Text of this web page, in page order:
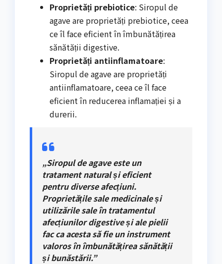
Proprietăți prebiotice: Siropul de
agave are proprietăți prebiotice, ceea
ce îl face eficient în îmbunătățirea
sănătății digestive.
Proprietăți antiinflamatoare:
Siropul de agave are proprietăți
antiinflamatoare, ceea ce îl face
eficient în reducerea inflamației și a
durerii.
„Siropul de agave este un
tratament natural și eficient
pentru diverse afecțiuni.
Proprietățile sale medicinale și
utilizările sale în tratamentul
afecțiunilor digestive și ale pielii
fac ca acesta să fie un instrument
valoros în îmbunătățirea sănătății
și bunăstării.”